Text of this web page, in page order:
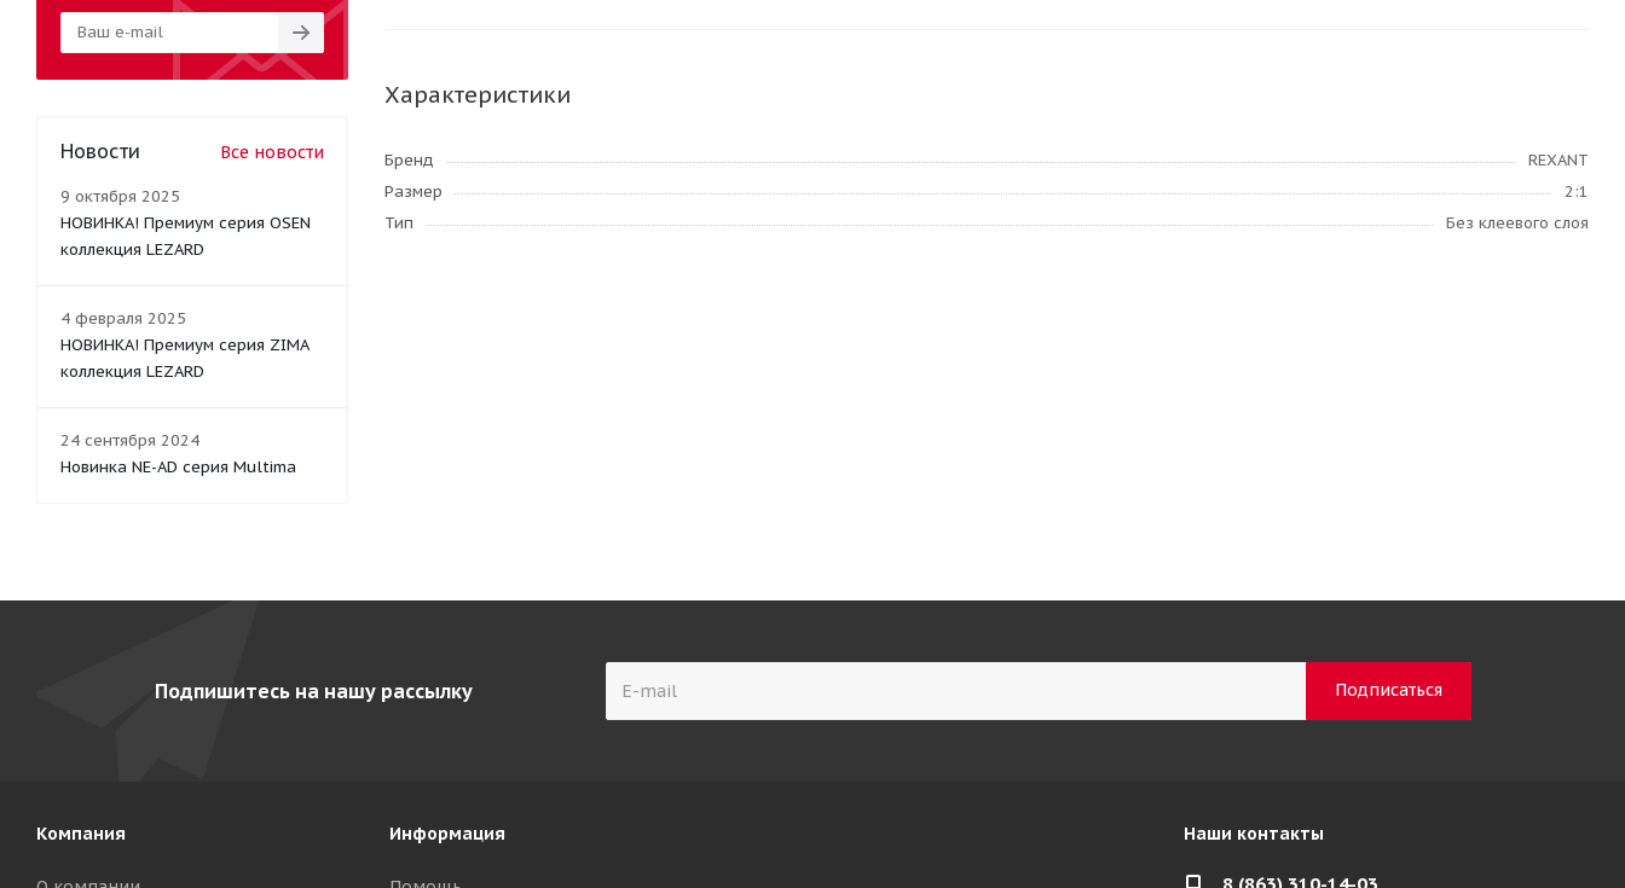
Характеристики
Бренд
REXANT
Размер
2:1
Тип
Без клеевого слоя
Новости Все новости
9 октября 2025
НОВИНКА! Премиум серия OSEN
коллекция LEZARD
4 февраля 2025
НОВИНКА! Премиум серия ZIMA
коллекция LEZARD
24 сентября 2024
Новинка NE-AD серия Multima
Подпишитесь на нашу рассылку
Компания Информация Наши контакты